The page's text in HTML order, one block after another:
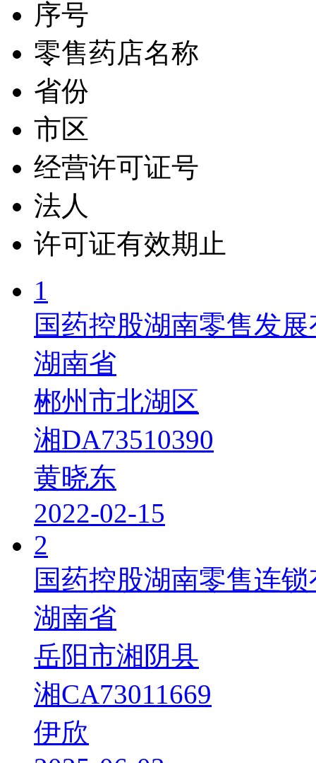
序号
零售药店名称
省份
市区
经营许可证号
法人
许可证有效期止
1
国药控股湖南零售发
湖南省
郴州市北湖区
湘DA73510390
黄晓东
2022-02-15
2
国药控股湖南零售连
湖南省
岳阳市湘阴县
湘CA73011669
伊欣